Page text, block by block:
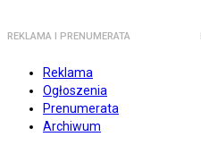
REKLAMA I PRENUMERATA
Reklama
Ogłoszenia
Prenumerata
Archiwum